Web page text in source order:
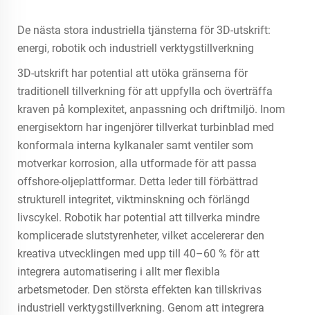
De nästa stora industriella tjänsterna för 3D-utskrift:
energi, robotik och industriell verktygstillverkning
3D-utskrift har potential att utöka gränserna för
traditionell tillverkning för att uppfylla och överträffa
kraven på komplexitet, anpassning och driftmiljö. Inom
energisektorn har ingenjörer tillverkat turbinblad med
konformala interna kylkanaler samt ventiler som
motverkar korrosion, alla utformade för att passa
offshore-oljeplattformar. Detta leder till förbättrad
strukturell integritet, viktminskning och förlängd
livscykel. Robotik har potential att tillverka mindre
komplicerade slutstyrenheter, vilket accelererar den
kreativa utvecklingen med upp till 40–60 % för att
integrera automatisering i allt mer flexibla
arbetsmetoder. Den största effekten kan tillskrivas
industriell verktygstillverkning. Genom att integrera